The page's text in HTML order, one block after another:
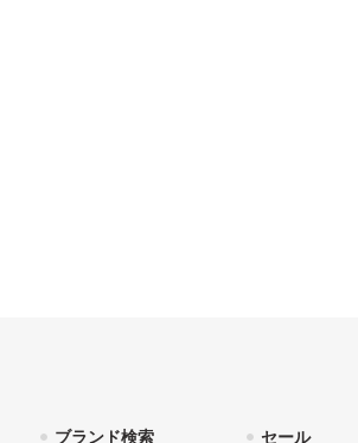
ブランド検索 セール